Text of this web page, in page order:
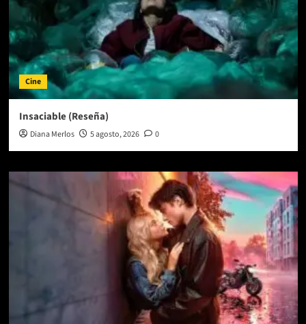
Cine
Insaciable (Reseña)
Diana Merlos 5 agosto, 2026 0